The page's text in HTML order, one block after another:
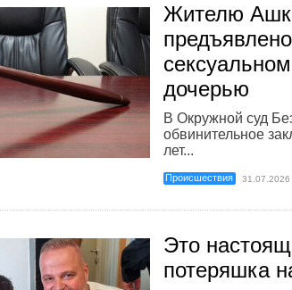
Жителю
дочерью
В Окружной суд
обвинительное
лет...
Происшествия 31.07.2026
Это
потеряшка